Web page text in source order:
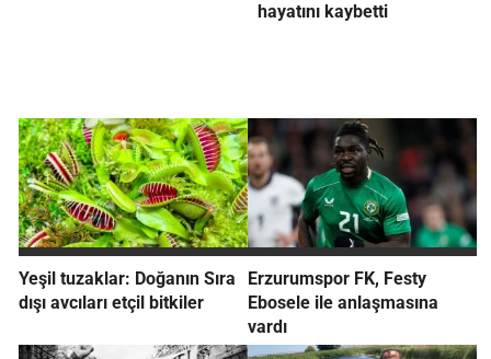
hayatını kaybetti
Yeşil tuzaklar: Doğanın Sıra
dışı avcıları etçil bitkiler
Erzurumspor FK, Festy
Ebosele ile anlaşmasına
vardı